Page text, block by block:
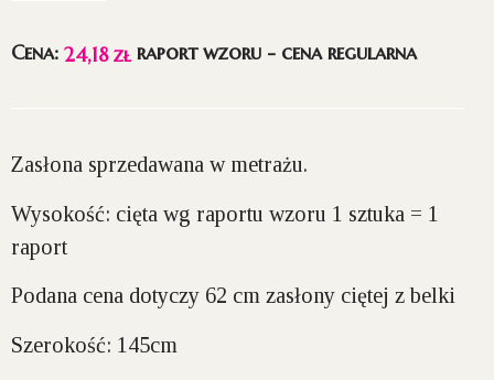
Cena: 24,18zł raport wzoru - cena regularna
Zasłona sprzedawana w metrażu.
Wysokość: cięta wg raportu wzoru 1 sztuka = 1
raport
Podana cena dotyczy 62 cm zasłony ciętej z belki
Szerokość: 145cm